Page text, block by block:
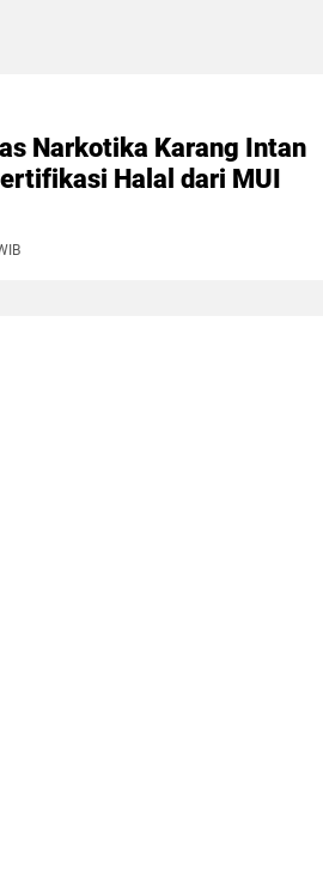
Narkotika Karang Intan
Halal dari MUI